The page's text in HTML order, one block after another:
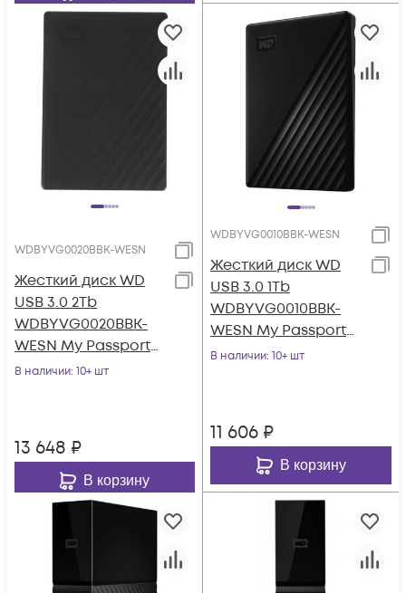
WDBYVG0020BBK-WESN
Жесткий диск WD
USB 3.0 2Tb
WDBYVG0020BBK-
WESN My Passport
2.5" черный
В наличии: 10+ шт
13 648 ₽
В корзину
WDBYVG0010BBK-WESN
Жесткий диск WD
USB 3.0 1Tb
WDBYVG0010BBK-
WESN My Passport
2.5" черный
В наличии: 10+ шт
11 606 ₽
В корзину